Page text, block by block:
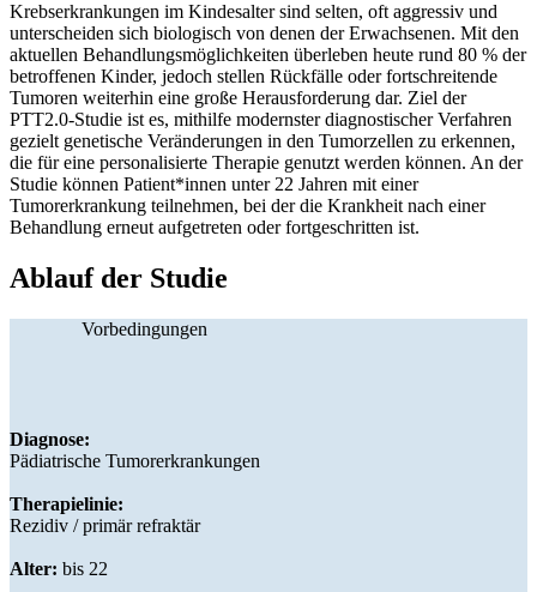
Krebserkrankungen im Kindesalter sind selten, oft aggressiv und
unterscheiden sich biologisch von denen der Erwachsenen. Mit den
aktuellen Behandlungsmöglichkeiten überleben heute rund 80 % der
betroffenen Kinder, jedoch stellen Rückfälle oder fortschreitende
Tumoren weiterhin eine große Herausforderung dar. Ziel der
PTT2.0-Studie ist es, mithilfe modernster diagnostischer Verfahren
gezielt genetische Veränderungen in den Tumorzellen zu erkennen,
die für eine personalisierte Therapie genutzt werden können. An der
Studie können Patient*innen unter 22 Jahren mit einer
Tumorerkrankung teilnehmen, bei der die Krankheit nach einer
Behandlung erneut aufgetreten oder fortgeschritten ist.
Ablauf der Studie
Vorbedingungen
Diagnose:
Pädiatrische Tumorerkrankungen
Therapielinie:
Rezidiv / primär refraktär
Alter: bis 22